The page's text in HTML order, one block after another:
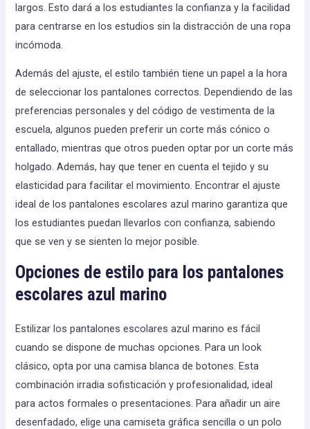
largos. Esto dará a los estudiantes la confianza y la facilidad
para centrarse en los estudios sin la distracción de una ropa
incómoda.
Además del ajuste, el estilo también tiene un papel a la hora
de seleccionar los pantalones correctos. Dependiendo de las
preferencias personales y del código de vestimenta de la
escuela, algunos pueden preferir un corte más cónico o
entallado, mientras que otros pueden optar por un corte más
holgado. Además, hay que tener en cuenta el tejido y su
elasticidad para facilitar el movimiento. Encontrar el ajuste
ideal de los pantalones escolares azul marino garantiza que
los estudiantes puedan llevarlos con confianza, sabiendo
que se ven y se sienten lo mejor posible.
Opciones de estilo para los pantalones
escolares azul marino
Estilizar los pantalones escolares azul marino es fácil
cuando se dispone de muchas opciones. Para un look
clásico, opta por una camisa blanca de botones. Esta
combinación irradia sofisticación y profesionalidad, ideal
para actos formales o presentaciones. Para añadir un aire
desenfadado, elige una camiseta gráfica sencilla o un polo